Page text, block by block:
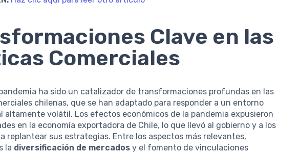
Clave en las
Comerciales
ha sido un catalizador de transformaciones profundas en las
chilenas, que se han adaptado para responder a un entorno
altamente volátil. Los efectos económicos de la pandemia expusieron
en la economía exportadora de Chile, lo que llevó al gobierno y a los
replantear sus estrategias. Entre los aspectos más relevantes,
la diversificación de mercados y el fomento de vinculaciones